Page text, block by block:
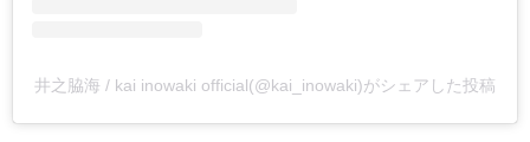
井之脇海 / kai inowaki official(@kai_inowaki)がシェアした投稿